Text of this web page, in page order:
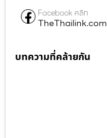
Facebook คลิก
TheThailink.com
บทความที่คล้ายกัน